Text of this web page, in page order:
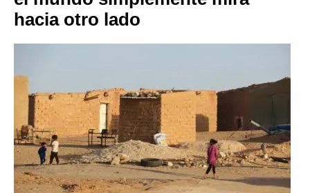
hacia otro lado